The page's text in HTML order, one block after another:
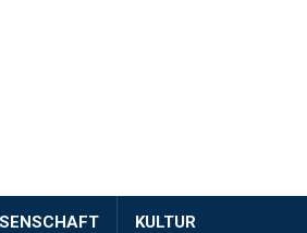
KULTUR